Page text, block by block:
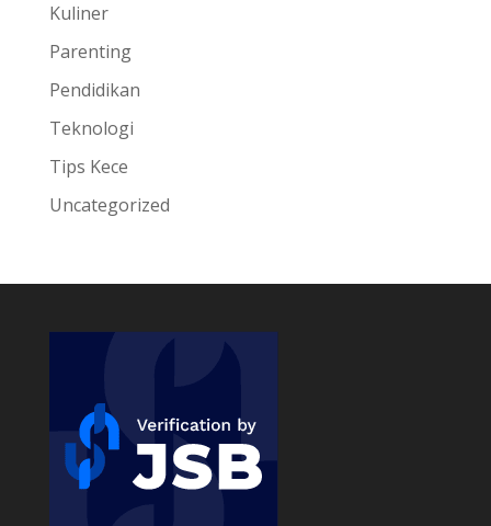
Kuliner
Parenting
Pendidikan
Teknologi
Tips Kece
Uncategorized